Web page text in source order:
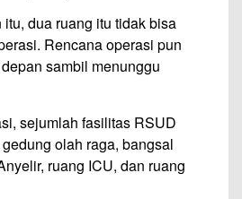
dua ruang itu tidak bisa
Rencana operasi pun
sambil menunggu
sejumlah fasilitas RSUD
olah raga, bangsal
ruang ICU, dan ruang